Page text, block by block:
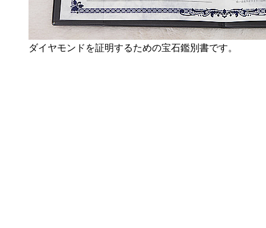
ダイヤモンドを証明するための宝石鑑別書です。